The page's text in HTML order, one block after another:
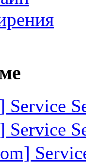
Service
Service